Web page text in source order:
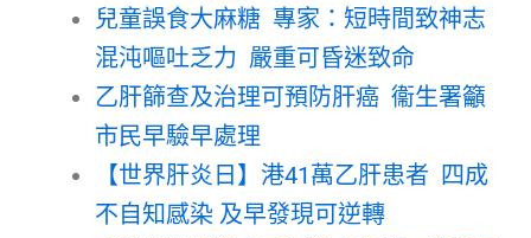
兒童誤食大麻糖 專家：短時間致神志
混沌嘔吐乏力 嚴重可昏迷致命
乙肝篩查及治理可預防肝癌 衞生署籲
市民早驗早處理
【世界肝炎日】港41萬乙肝患者 四成
不自知感染 及早發現可逆轉